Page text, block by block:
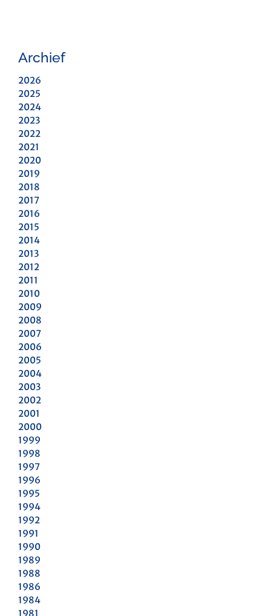
Archief
2026
2025
2024
2023
2022
2021
2020
2019
2018
2017
2016
2015
2014
2013
2012
2011
2010
2009
2008
2007
2006
2005
2004
2003
2002
2001
2000
1999
1998
1997
1996
1995
1994
1992
1991
1990
1989
1988
1986
1984
1981